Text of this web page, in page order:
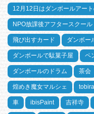
12月12日はダンボールアート
NPO放課後アフタースクール
飛び出すカード ダンボー
ダンボールで駄菓子屋 ペ
ダンボールのドラム 茶会
煌めき魔女マルシェ
車 ibisPaint 吉祥寺